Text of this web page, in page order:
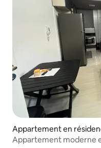
Appartement en
Appartement moderne